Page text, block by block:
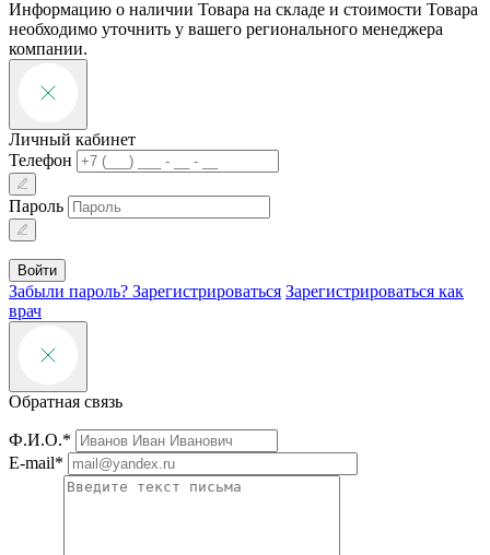
Информацию о наличии Товара на складе и стоимости Товара
необходимо уточнить у вашего регионального менеджера
компании.
Личный кабинет
Телефон
Пароль
Войти
Забыли пароль? Зарегистрироваться Зарегистрироваться как
врач
Обратная связь
Ф.И.О.*
E-mail*